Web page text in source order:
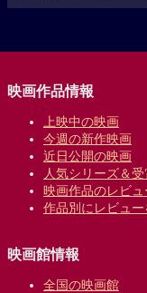
映画作品情報
上映中の映画
今週の新作映画
近日公開の映画
人気シリーズ＆
映画作品のレビュ
作品別にレビュ
映画館情報
全国の映画館